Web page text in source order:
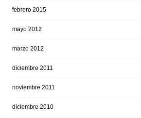
febrero 2015
mayo 2012
marzo 2012
diciembre 2011
noviembre 2011
diciembre 2010